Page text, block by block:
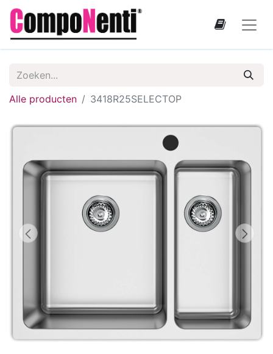
Alle producten 3418R25SELECTOP